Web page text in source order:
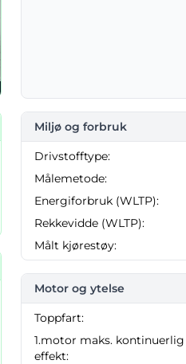
Miljø og forbruk
Drivstofftype:
Målemetode:
Energiforbruk (WLTP):
Rekkevidde (WLTP):
Målt kjørestøy:
Motor og ytelse
Toppfart:
1.motor maks. kontinuerlig
effekt: